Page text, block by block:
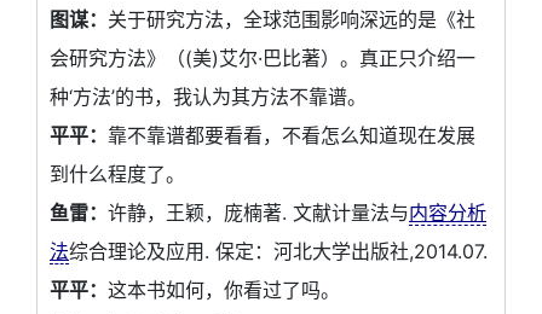
图谋： 关于研究方法，全球范围影响深远的是《社
会研究方法》（(美)艾尔·巴比著）。真正只介绍一
种‘方法’的书，我认为其方法不靠谱。
平平： 靠不靠谱都要看看，不看怎么知道现在发展
到什么程度了。
鱼雷： 许静，王颖，庞楠著. 文献计量法与内容分析
法综合理论及应用. 保定：河北大学出版社,2014.07.
平平： 这本书如何，你看过了吗。